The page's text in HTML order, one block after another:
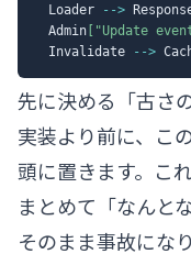
  Loader
-->
  Admin
["Update
  Invalidate
-->
先に決める「古さ
実装より前に、こ
頭に置きます。こ
まとめて「なんと
そのまま事故になり